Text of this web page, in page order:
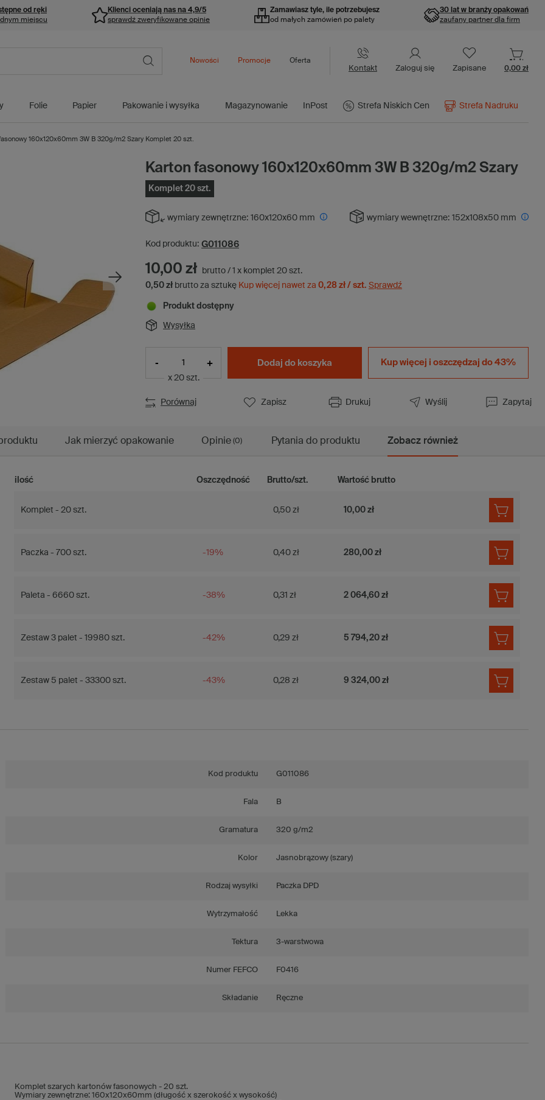
od ręki
miejscu
Klienci oceniają nas na 4,9/5
sprawdź zweryfikowane opinie
Zamawiasz tyle, ile potrzebujesz
od małych zamówień po palety
30 lat w branży opakowań
zaufany partner dla firm
Kontakt Zaloguj się Zapisane 0,00 zł
Folie Papier Pakowanie i wysyłka Magazynowanie InPost Strefa Niskich Cen Strefa Nadruku
Nowości Promocje Oferta
160x120x60mm 3W B 320g/m2 Szary Komplet 20 szt.
Karton fasonowy 160x120x60mm 3W B 320g/m2 Szary
Komplet 20 szt.
wymiary zewnętrzne: 160x120x60 mm wymiary wewnętrzne: 152x108x50 mm
Kod produktu: G011086
10,00 zł brutto / 1 x komplet 20 szt.
0,50 zł brutto za sztukę Kup więcej nawet za 0,28 zł / szt. Sprawdź
Produkt dostępny
Wysyłka
- +
x 20 szt.
Dodaj do koszyka Kup więcej i oszczędzaj do 43%
Porównaj Zapisz Drukuj Wyślij Zapytaj
Jak mierzyć opakowanie Opinie (0) Pytania do produktu Zobacz również
ilość Oszczędność Brutto/szt. Wartość brutto
Komplet - 20 szt. 0,50 zł 10,00 zł
Paczka - 700 szt. -19% 0,40 zł 280,00 zł
Paleta - 6660 szt. -38% 0,31 zł 2 064,60 zł
Zestaw 3 palet - 19980 szt. -42% 0,29 zł 5 794,20 zł
Zestaw 5 palet - 33300 szt. -43% 0,28 zł 9 324,00 zł
Kod produktu G011086
Fala B
Gramatura 320 g/m2
Kolor Jasnobrązowy (szary)
Rodzaj wysyłki Paczka DPD
Wytrzymałość Lekka
Tektura 3-warstwowa
Numer FEFCO F0416
Składanie Ręczne
Komplet szarych kartonów fasonowych - 20 szt.
Wymiary zewnętrzne: 160x120x60mm (długość x szerokość x wysokość)